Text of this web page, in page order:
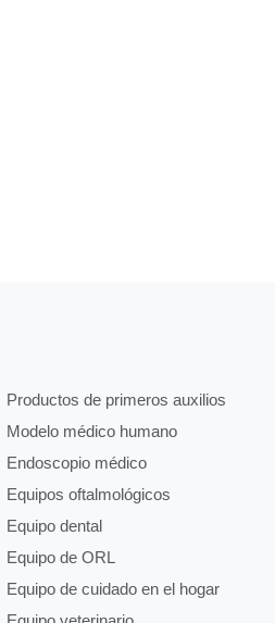
Productos de primeros auxilios
Modelo médico humano
Endoscopio médico
Equipos oftalmológicos
Equipo dental
Equipo de ORL
Equipo de cuidado en el hogar